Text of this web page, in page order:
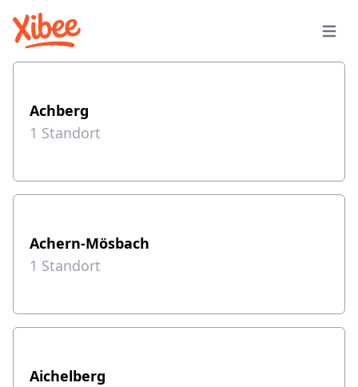
Achberg
1 Standort
Achern-Mösbach
1 Standort
Aichelberg